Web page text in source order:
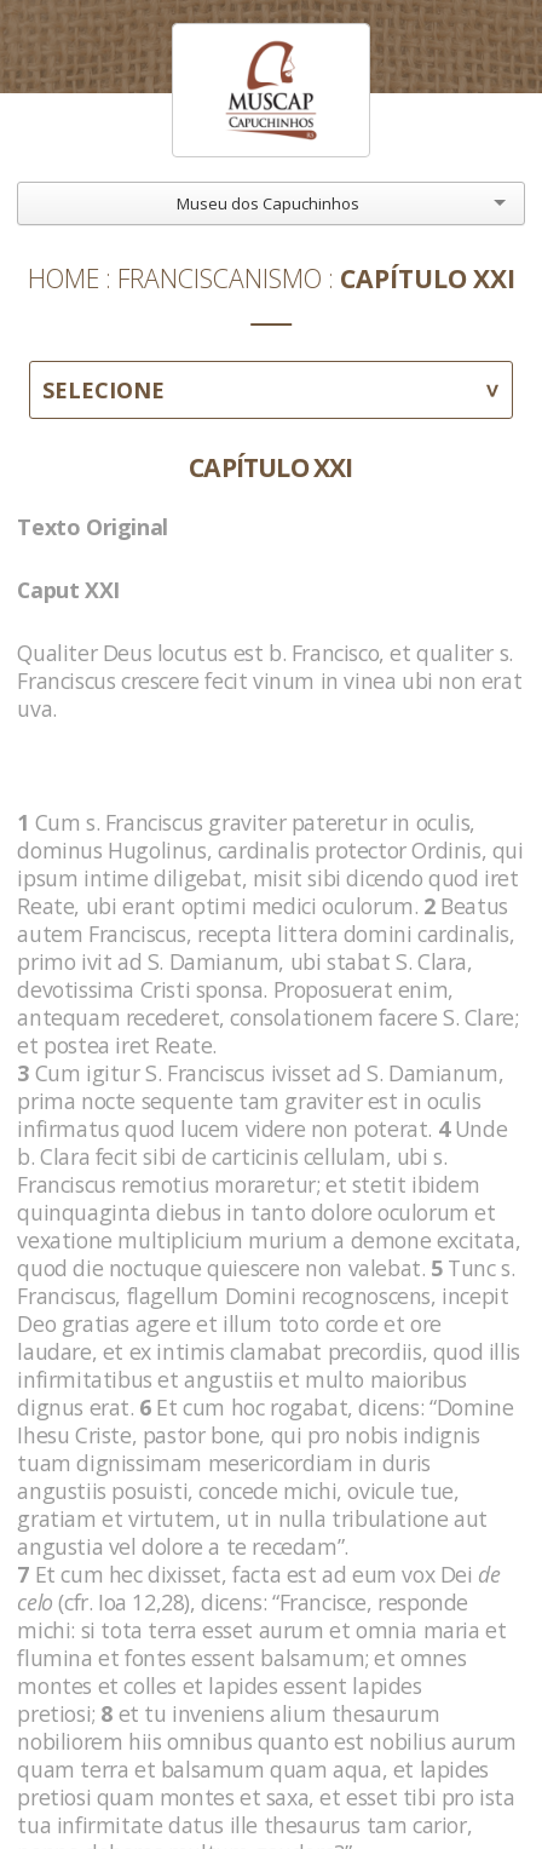
Museu dos Capuchinhos
HOME FRANCISCANISMO CAPÍTULO XXI
SELECIONE
CAPÍTULO XXI
Texto Original
Caput XXI
Qualiter Deus locutus est b. Francisco, et qualiter s.
Franciscus crescere fecit vinum in vinea ubi non erat
uva.
1 Cum s. Franciscus graviter pateretur in oculis,
dominus Hugolinus, cardinalis protector Ordinis, qui
ipsum intime diligebat, misit sibi dicendo quod iret
Reate, ubi erant optimi medici oculorum. 2Beatus
autem Franciscus, recepta littera domini cardinalis,
primo ivit ad S. Damianum, ubi stabat S. Clara,
devotissima Cristi sponsa. Proposuerat enim,
antequam recederet, consolationem facere S. Clare;
et postea iret Reate.
3 Cum igitur S. Franciscus ivisset ad S. Damianum,
prima nocte sequente tam graviter est in oculis
infirmatus quod lucem videre non poterat. 4Unde
b. Clara fecit sibi de carticinis cellulam, ubi s.
Franciscus remotius moraretur; et stetit ibidem
quinquaginta diebus in tanto dolore oculorum et
vexatione multiplicium murium a demone excitata,
quod die noctuque quiescere non valebat. 5 Tunc s.
Franciscus, flagellum Domini recognoscens, incepit
Deo gratias agere et illum toto corde et ore
laudare, et ex intimis clamabat precordiis, quod illis
infirmitatibus et angustiis et multo maioribus
dignus erat. 6 Et cum hoc rogabat, dicens: “Domine
Ihesu Criste, pastor bone, qui pro nobis indignis
tuam dignissimam mesericordiam in duris
angustiis posuisti, concede michi, ovicule tue,
gratiam et virtutem, ut in nulla tribulatione aut
angustia vel dolore a te recedam”.
7 Et cum hec dixisset, facta est ad eum vox Dei de
celo(cfr. Ioa 12,28), dicens: “Francisce, responde
michi: si tota terra esset aurum et omnia maria et
flumina et fontes essent balsamum; et omnes
montes et colles et lapides essent lapides
pretiosi; 8 et tu inveniens alium thesaurum
nobiliorem hiis omnibus quanto est nobilius aurum
quam terra et balsamum quam aqua, et lapides
pretiosi quam montes et saxa, et esset tibi pro ista
tua infirmitate datus ille thesaurus tam carior,